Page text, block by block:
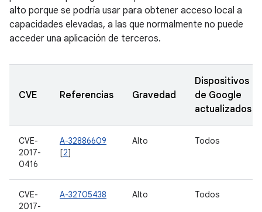
alto porque se podría usar para obtener acceso local a
capacidades elevadas, a las que normalmente no puede
acceder una aplicación de terceros.
CVE Referencias Gravedad
Dispositivos
de Google
actualizados
CVE-
2017-
0416
A-32886609
[2]
Alto Todos
CVE-
2017-
A-32705438 Alto Todos